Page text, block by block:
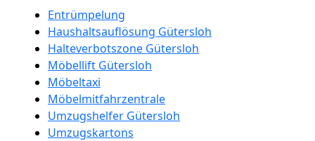
Entrümpelung
Haushaltsauflösung Gütersloh
Halteverbotszone Gütersloh
Möbellift Gütersloh
Möbeltaxi
Möbelmitfahrzentrale
Umzugshelfer Gütersloh
Umzugskartons